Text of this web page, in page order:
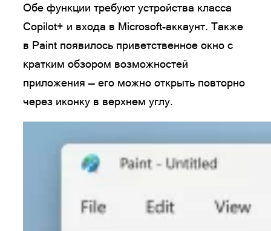
Обе функции требуют устройства класса
Copilot+ и входа в Microsoft-аккаунт. Также
в Paint появилось приветственное окно с
кратким обзором возможностей
приложения — его можно открыть повторно
через иконку в верхнем углу.